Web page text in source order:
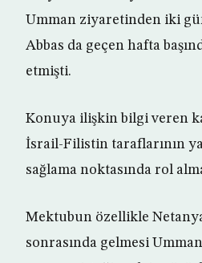
Umman ziyaretinden iki
Abbas da geçen hafta
etmişti.
Konuya ilişkin bilgi veren
İsrail-Filistin taraflarının
sağlama noktasında rol
Mektubun özellikle
sonrasında gelmesi